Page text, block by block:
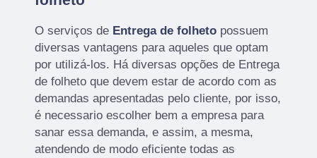
O serviços de Entrega de folheto possuem
diversas vantagens para aqueles que optam
por utilizá-los. Há diversas opções de Entrega
de folheto que devem estar de acordo com as
demandas apresentadas pelo cliente, por isso,
é necessario escolher bem a empresa para
sanar essa demanda, e assim, a mesma,
atendendo de modo eficiente todas as